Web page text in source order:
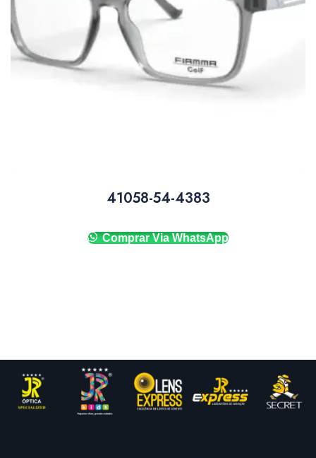
41058-54-4383
Comprar Via WhatsApp